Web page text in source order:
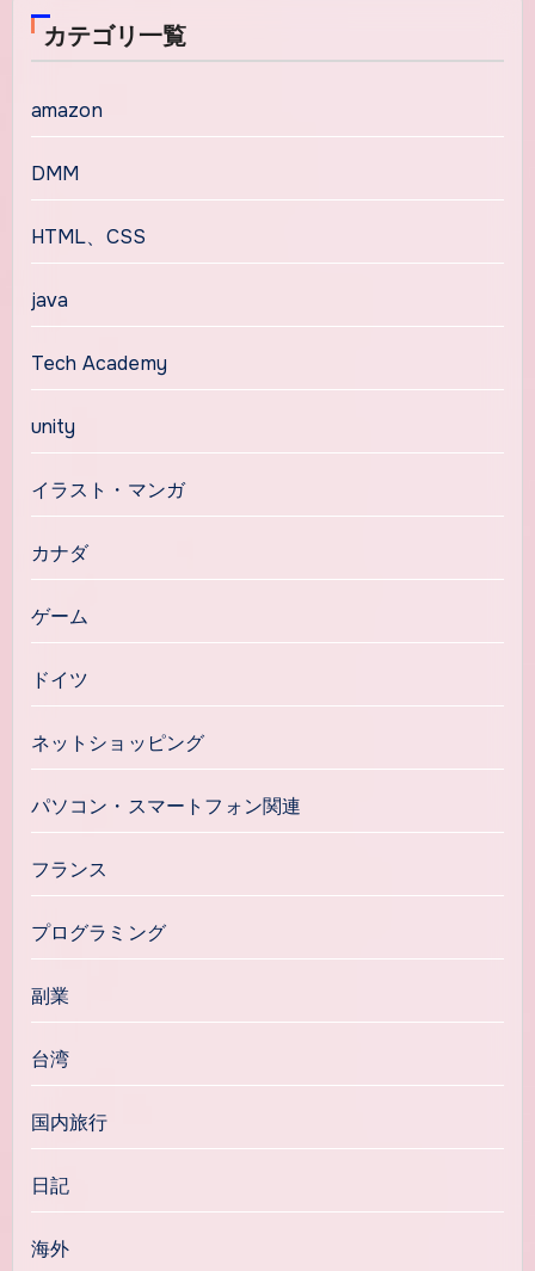
カテゴリ一覧
amazon
DMM
HTML、CSS
java
Tech Academy
unity
イラスト・マンガ
カナダ
ゲーム
ドイツ
ネットショッピング
パソコン・スマートフォン関連
フランス
プログラミング
副業
台湾
国内旅行
日記
海外